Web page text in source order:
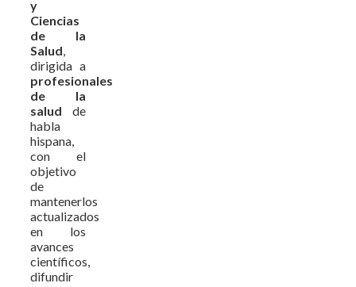
y
Ciencias
de la
Salud
dirigida a
profesionales
de la
salud de
habla
hispana,
con el
objetivo
de
mantenerlos
actualizados
en los
avances
científicos,
difundir